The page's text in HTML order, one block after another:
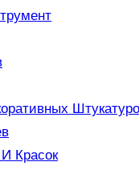
Красок